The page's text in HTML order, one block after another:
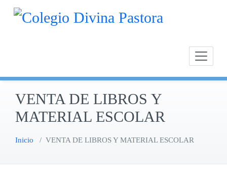
Saltar
VENTA DE LIBROS Y
MATERIAL ESCOLAR
Inicio / VENTA DE LIBROS Y MATERIAL ESCOLAR